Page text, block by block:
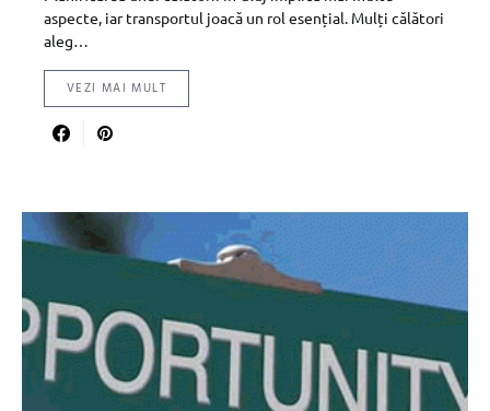
aspecte, iar transportul joacă un rol esențial. Mulți călători
aleg…
VEZI MAI MULT